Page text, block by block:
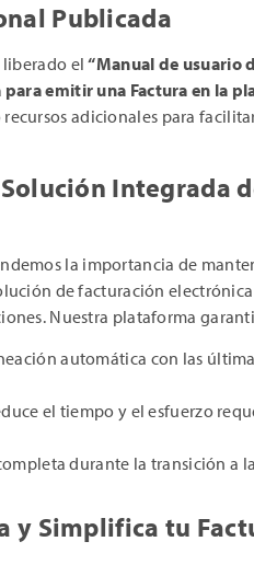
Publicada
liberado el“Manual de usuario
para emitir una Factura en la
adicionales para
Integrada
la importancia de
de facturación
Nuestra plataforma
automática con las
el tiempo y el esfuerzo
durante la transición a
y Simplifica tu